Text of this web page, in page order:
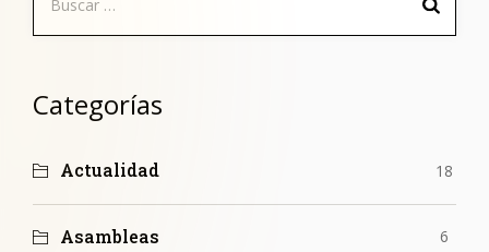
Categorías
Actualidad 18
Asambleas 6